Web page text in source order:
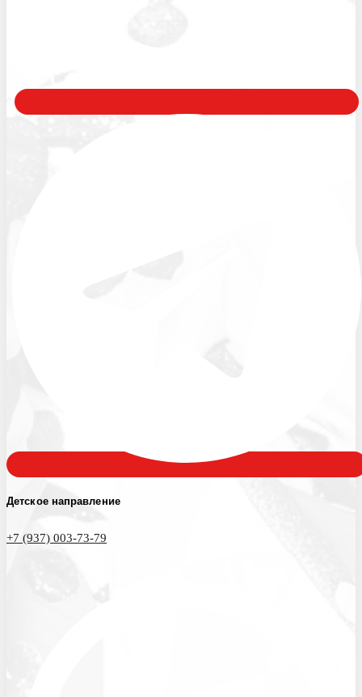
Детское направление
+7 (937) 003-73-79